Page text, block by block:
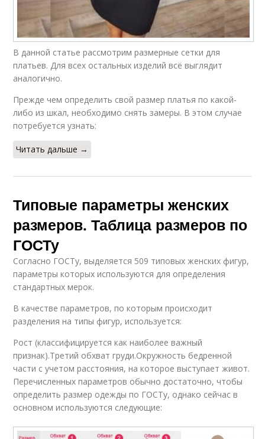
В данной статье рассмотрим размерные сетки для
платьев. Для всех остальных изделий всё выглядит
аналогично.
Прежде чем определить свой размер платья по какой-
либо из шкал, необходимо снять замеры. В этом случае
потребуется узнать:
Читать дальше →
Типовые параметры женских
размеров. Таблица размеров по
ГОСТу
Согласно ГОСТу, выделяется 509 типовых женских фигур,
параметры которых используются для определения
стандартных мерок.
В качестве параметров, по которым происходит
разделения на типы фигур, используется:
Рост (классифицируется как наиболее важный
признак).Третий обхват груди.Окружность бедренной
части с учетом расстояния, на которое выступает живот.
Перечисленных параметров обычно достаточно, чтобы
определить размер одежды по ГОСТу, однако сейчас в
основном используются следующие: